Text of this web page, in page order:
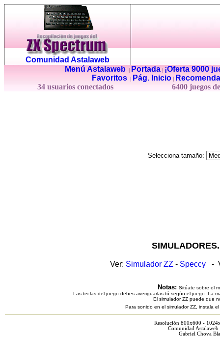
Comunidad Astalaweb
Menú Astalaweb| Portada|
¡Oferta 9000
Favoritos
Pág. Inicio
34 usuarios conectados
6400 juegos
Selecciona tamaño:
Ver: Simulador ZZ - Speccy -
Notas: Sitúate sobre el
Las teclas del juego debes averiguarlas tú según el juego. La
El simulador ZZ puede que
Para sonido en el simulador ZZ, instala
Resolución 800x600 -
Comunidad
Gabriel Chova